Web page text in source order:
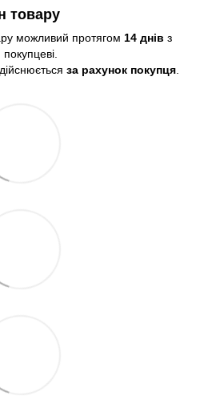
товару
можливий протягом 14 днів з
за рахунок покупця.